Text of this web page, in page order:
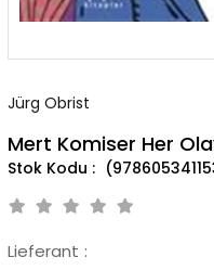
Jürg Obrist
Mert Komiser Her
Lieferant :